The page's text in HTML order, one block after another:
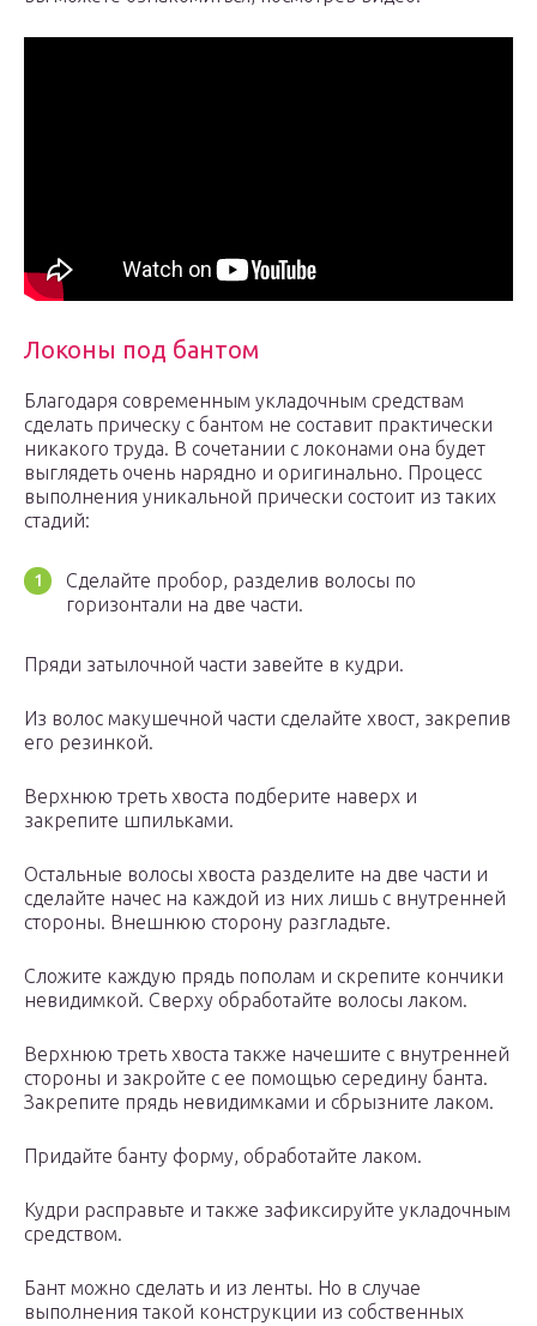
Локоны под бантом
Благодаря современным укладочным средствам
сделать прическу с бантом не составит практически
никакого труда. В сочетании с локонами она будет
выглядеть очень нарядно и оригинально. Процесс
выполнения уникальной прически состоит из таких
стадий:
Сделайте пробор, разделив волосы по
горизонтали на две части.
Пряди затылочной части завейте в кудри.
Из волос макушечной части сделайте хвост, закрепив
его резинкой.
Верхнюю треть хвоста подберите наверх и
закрепите шпильками.
Остальные волосы хвоста разделите на две части и
сделайте начес на каждой из них лишь с внутренней
стороны. Внешнюю сторону разгладьте.
Сложите каждую прядь пополам и скрепите кончики
невидимкой. Сверху обработайте волосы лаком.
Верхнюю треть хвоста также начешите с внутренней
стороны и закройте с ее помощью середину банта.
Закрепите прядь невидимками и сбрызните лаком.
Придайте банту форму, обработайте лаком.
Кудри расправьте и также зафиксируйте укладочным
средством.
Бант можно сделать и из ленты. Но в случае
выполнения такой конструкции из собственных